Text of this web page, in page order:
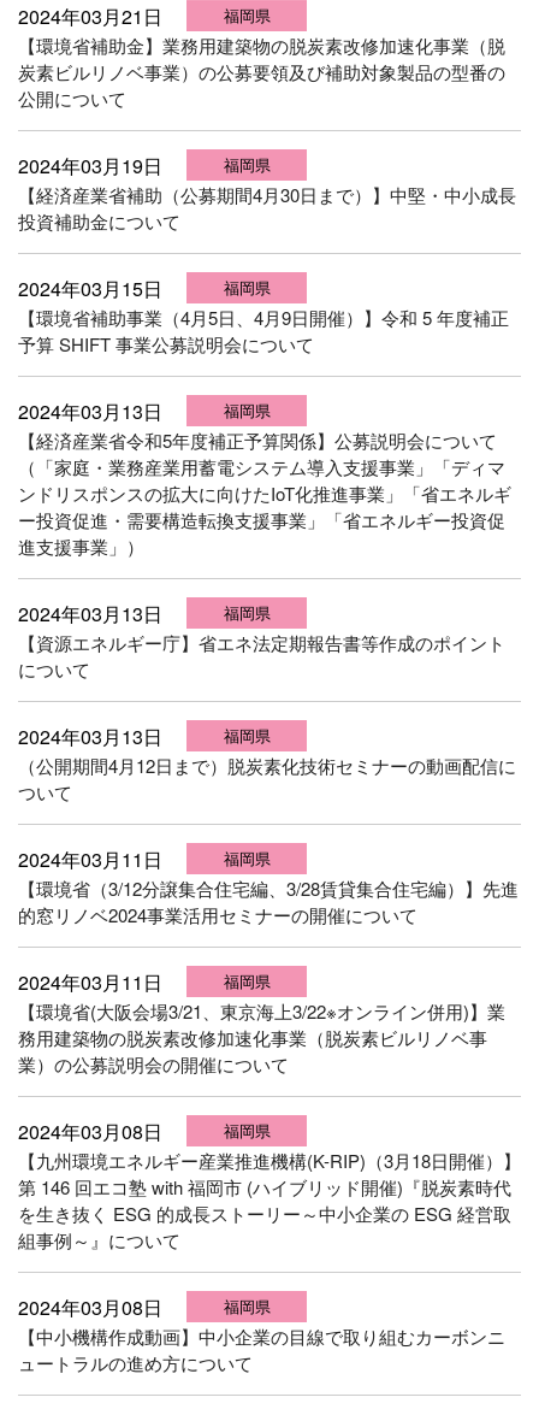
2024年03月21日 福岡県
【環境省補助金】業務用建築物の脱炭素改修加速化事業（脱
炭素ビルリノベ事業）の公募要領及び補助対象製品の型番の
公開について
2024年03月19日 福岡県
【経済産業省補助（公募期間4月30日まで）】中堅・中小成長
投資補助金について
2024年03月15日 福岡県
【環境省補助事業（4月5日、4月9日開催）】令和 5 年度補正
予算 SHIFT 事業公募説明会について
2024年03月13日 福岡県
【経済産業省令和5年度補正予算関係】公募説明会について
（「家庭・業務産業用蓄電システム導入支援事業」「ディマ
ンドリスポンスの拡大に向けたIoT化推進事業」「省エネルギ
ー投資促進・需要構造転換支援事業」「省エネルギー投資促
進支援事業」）
2024年03月13日 福岡県
【資源エネルギー庁】省エネ法定期報告書等作成のポイント
について
2024年03月13日 福岡県
（公開期間4月12日まで）脱炭素化技術セミナーの動画配信に
ついて
2024年03月11日 福岡県
【環境省（3/12分譲集合住宅編、3/28賃貸集合住宅編）】先進
的窓リノベ2024事業活用セミナーの開催について
2024年03月11日 福岡県
【環境省(大阪会場3/21、東京海上3/22※オンライン併用)】業
務用建築物の脱炭素改修加速化事業（脱炭素ビルリノベ事
業）の公募説明会の開催について
2024年03月08日 福岡県
【九州環境エネルギー産業推進機構(K-RIP)（3月18日開催）】
第 146 回エコ塾 with 福岡市 (ハイブリッド開催)『脱炭素時代
を生き抜く ESG 的成長ストーリー～中小企業の ESG 経営取
組事例～』について
2024年03月08日 福岡県
【中小機構作成動画】中小企業の目線で取り組むカーボンニ
ュートラルの進め方について